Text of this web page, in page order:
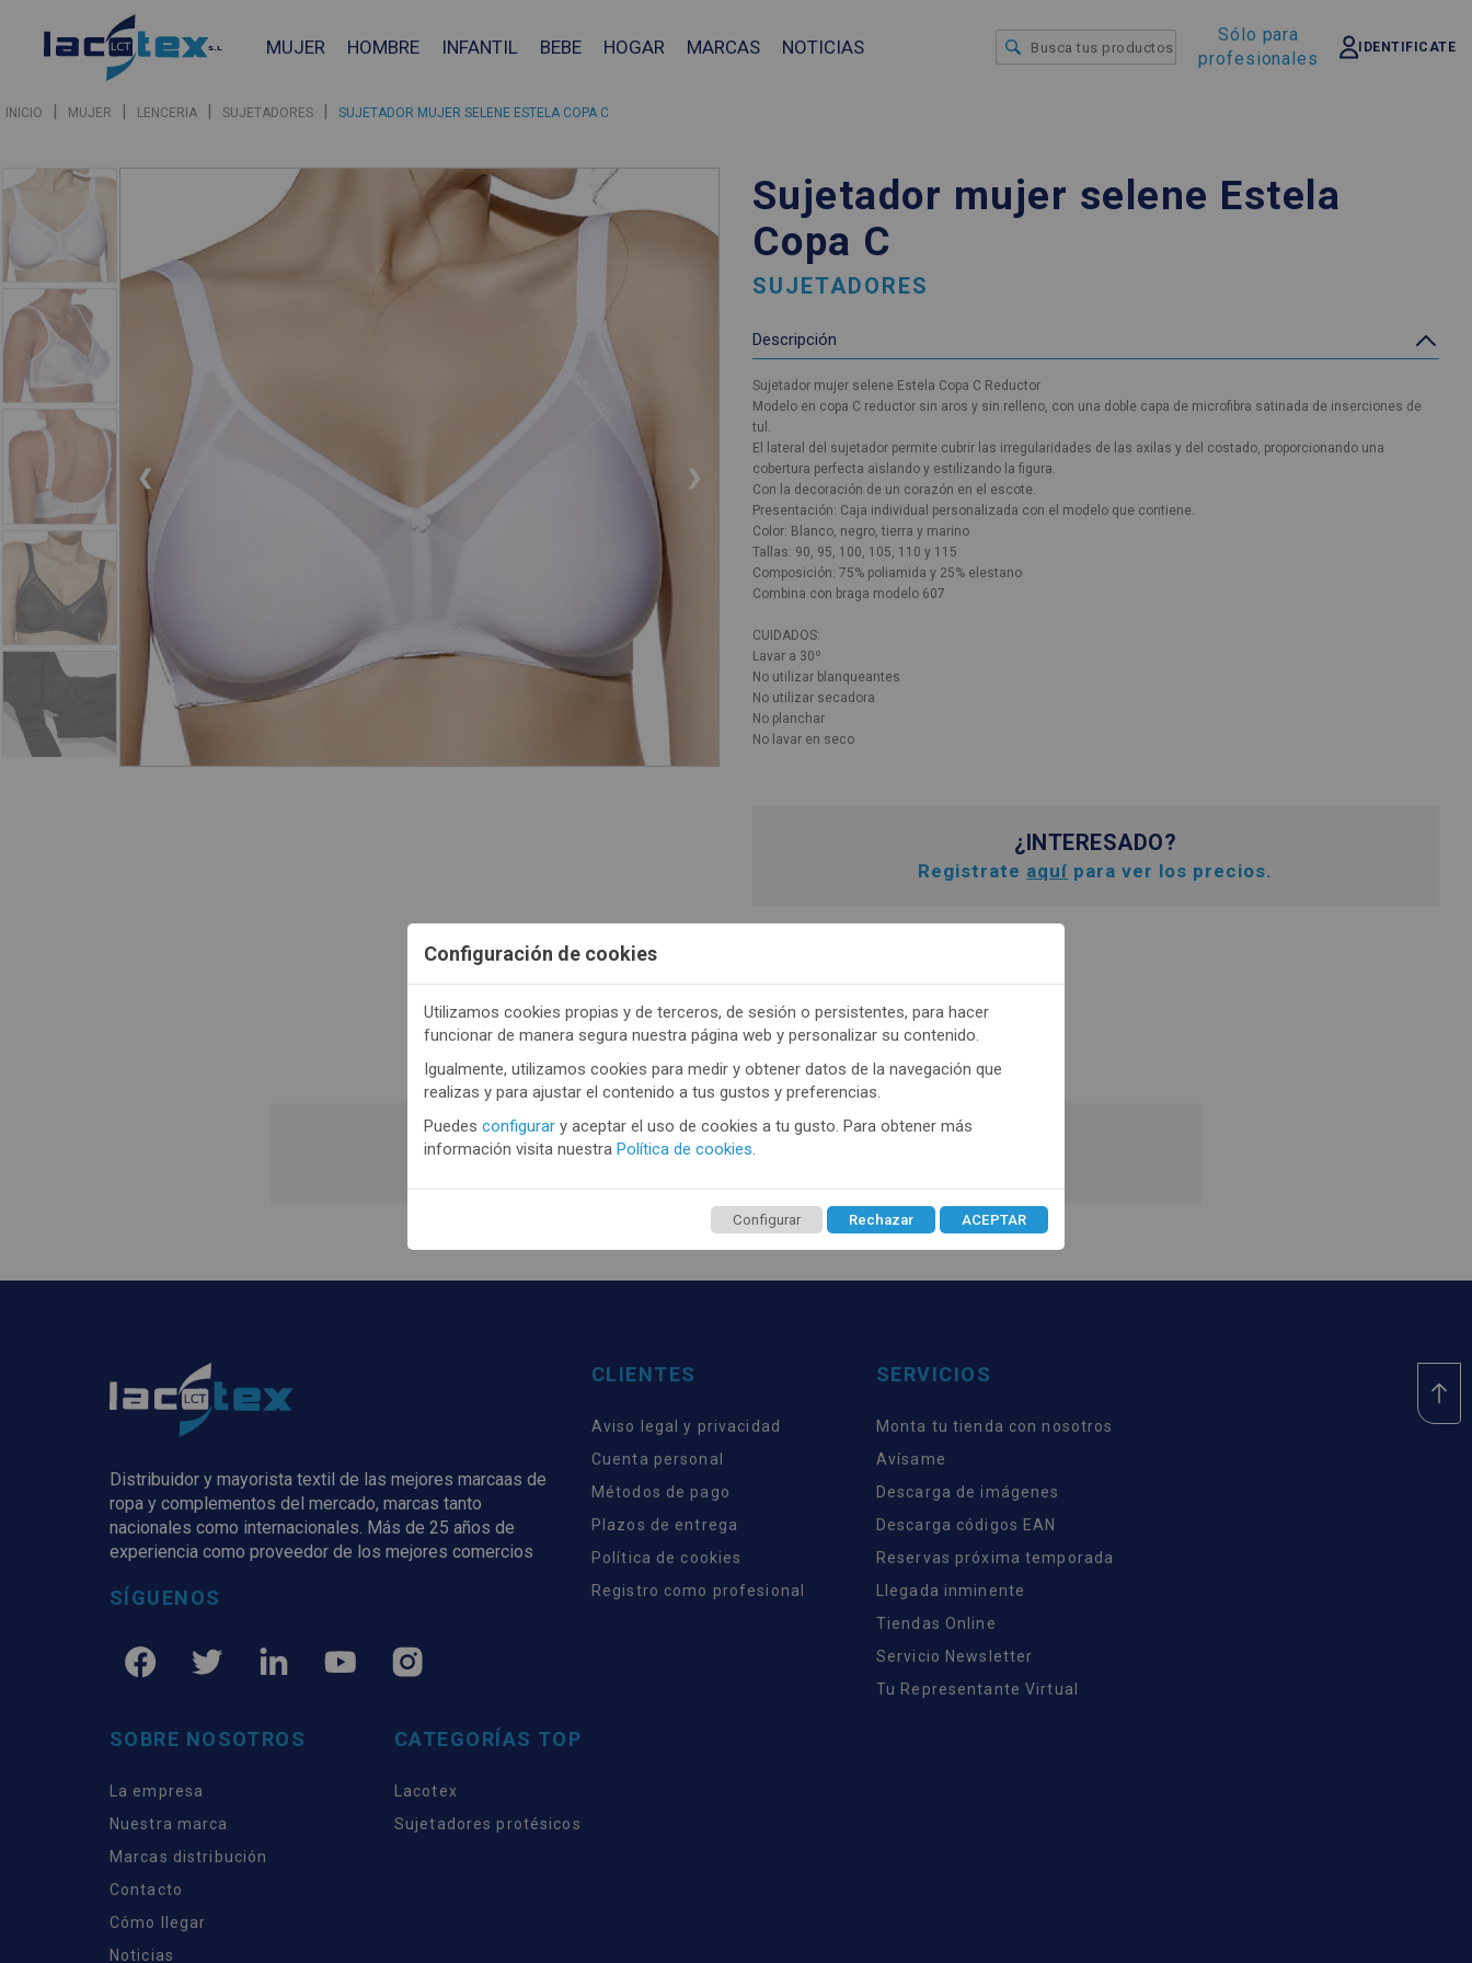
MUJER HOMBRE INFANTIL BEBE HOGAR MARCAS NOTICIAS
Sólo para
profesionales
IDENTIFICATE
INICIO | MUJER | LENCERIA | SUJETADORES | SUJETADOR MUJER SELENE ESTELA COPA C
❮ ❯
Sujetador mujer selene Estela
Copa C
SUJETADORES
Descripción
Sujetador mujer selene Estela Copa C Reductor
Modelo en copa C reductor sin aros y sin relleno, con una doble capa de microfibra satinada de inserciones de
tul.
El lateral del sujetador permite cubrir las irregularidades de las axilas y del costado, proporcionando una
cobertura perfecta aislando y estilizando la figura.
Con la decoración de un corazón en el escote.
Presentación: Caja individual personalizada con el modelo que contiene.
Color: Blanco, negro, tierra y marino
Tallas: 90, 95, 100, 105, 110 y 115
Composición: 75% poliamida y 25% elestano
Combina con braga modelo 607
CUIDADOS:
Lavar a 30º
No utilizar blanqueantes
No utilizar secadora
No planchar
No lavar en seco
¿INTERESADO?
Registrate aquí para ver los precios.
TENEMOS MUCHOS MÁS !
Distribuidor y mayorista textil de las mejores marcaas de
ropa y complementos del mercado, marcas tanto
nacionales como internacionales. Más de 25 años de
experiencia como proveedor de los mejores comercios
SÍGUENOS
CLIENTES
Aviso legal y privacidad
Cuenta personal
Métodos de pago
Plazos de entrega
Política de cookies
Registro como profesional
SERVICIOS
Monta tu tienda con nosotros
Avísame
Descarga de imágenes
Descarga códigos EAN
Reservas próxima temporada
Llegada inminente
Tiendas Online
Servicio Newsletter
Tu Representante Virtual
SOBRE NOSOTROS
La empresa
Nuestra marca
Marcas distribución
Contacto
Cómo llegar
Noticias
CATEGORÍAS TOP
Lacotex
Sujetadores protésicos
Configuración de cookies
Utilizamos cookies propias y de terceros, de sesión o persistentes, para hacer
funcionar de manera segura nuestra página web y personalizar su contenido.
Igualmente, utilizamos cookies para medir y obtener datos de la navegación que
realizas y para ajustar el contenido a tus gustos y preferencias.
Puedes configurar y aceptar el uso de cookies a tu gusto. Para obtener más
información visita nuestra Política de cookies
Configurar Rechazar ACEPTAR